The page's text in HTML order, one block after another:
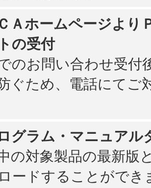
Ａホームページより
の受付
のお問い合わせ受付
ぐため、電話にてご
グラム・マニュアル
の対象製品の最新版
ードすることができ